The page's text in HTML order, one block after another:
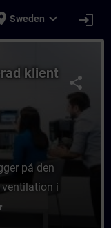
Sweden expand_more login
installerad
share
klient
på den
i